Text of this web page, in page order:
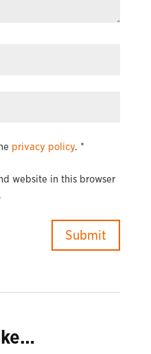
privacy policy. *
website in this browser